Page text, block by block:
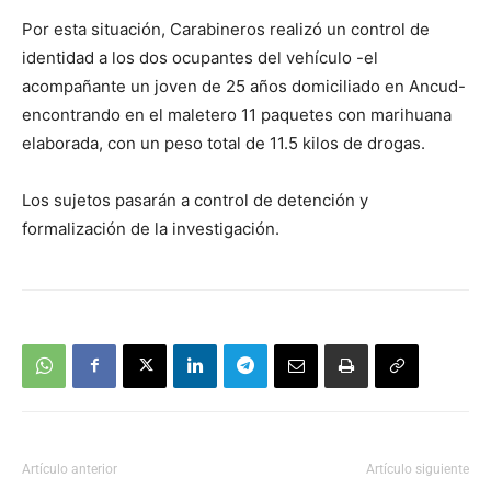
Por esta situación, Carabineros realizó un control de
identidad a los dos ocupantes del vehículo -el
acompañante un joven de 25 años domiciliado en Ancud-
encontrando en el maletero 11 paquetes con marihuana
elaborada, con un peso total de 11.5 kilos de drogas.
Los sujetos pasarán a control de detención y
formalización de la investigación.
Artículo anterior Artículo siguiente